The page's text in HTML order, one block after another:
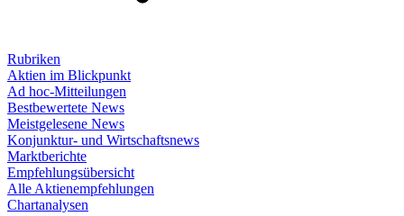
Rubriken
Aktien im Blickpunkt
Ad hoc-Mitteilungen
Bestbewertete News
Meistgelesene News
Konjunktur- und Wirtschaftsnews
Marktberichte
Empfehlungsübersicht
Alle Aktienempfehlungen
Chartanalysen